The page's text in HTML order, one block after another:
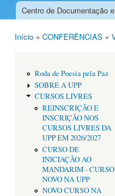
Menu principal
Centro de Documentação
Início » CONFERÊNCIAS »
Roda de Poesia pela Paz
SOBRE A UPP
CURSOS LIVRES
REINSCRIÇÃO E
INSCRIÇÃO NOS
CURSOS LIVRES DA
UPP EM 2026/2027
CURSO DE
INICIAÇÃO AO
MANDARIM - CURSO
NOVO NA UPP
NOVO CURSO NA